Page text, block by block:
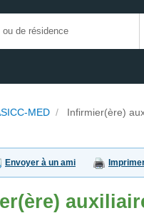
MED / Infirmier(ère)
Envoyer à un ami